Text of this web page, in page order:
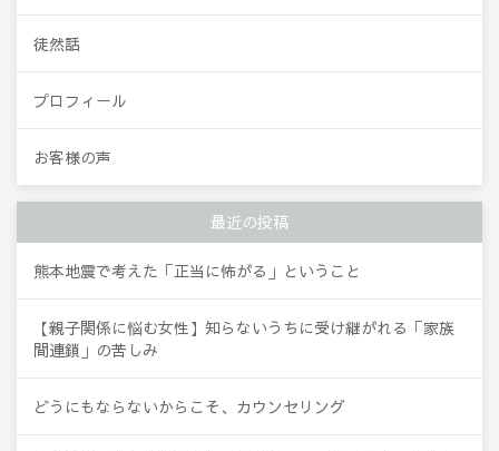
徒然話
プロフィール
お客様の声
最近の投稿
熊本地震で考えた「正当に怖がる」ということ
【親子関係に悩む女性】知らないうちに受け継がれる「家族
間連鎖」の苦しみ
どうにもならないからこそ、カウンセリング